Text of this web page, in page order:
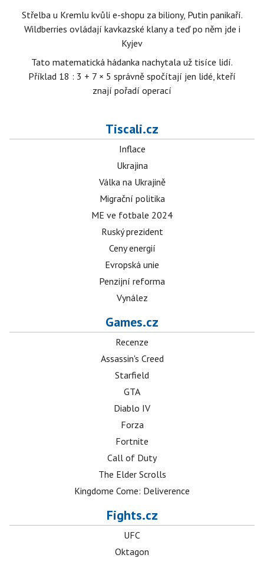
Střelba u Kremlu kvůli e-shopu za biliony, Putin panikaří.
Wildberries ovládají kavkazské klany a teď po něm jde i
Kyjev
Tato matematická hádanka nachytala už tisíce lidí.
Příklad 18 : 3 + 7 × 5 správně spočítají jen lidé, kteří
znají pořadí operací
Tiscali.cz
Inflace
Ukrajina
Válka na Ukrajině
Migrační politika
ME ve fotbale 2024
Ruský prezident
Ceny energií
Evropská unie
Penzijní reforma
Vynález
Games.cz
Recenze
Assassin's Creed
Starfield
GTA
Diablo IV
Forza
Fortnite
Call of Duty
The Elder Scrolls
Kingdome Come: Deliverence
Fights.cz
UFC
Oktagon